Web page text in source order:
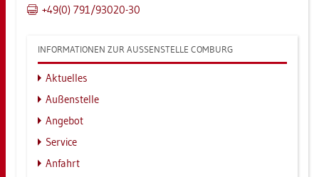
+49(0) 791/93020-30
IN­FOR­MA­TIO­NEN ZUR AU­SSEN­STEL­LE COM­BURG
Ak­tu­el­les
Au­ßen­stel­le
An­ge­bot
Ser­vice
An­fahrt